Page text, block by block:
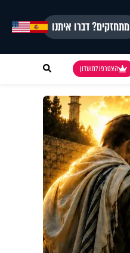
מתחזקים? דברו איתנו
הצטרפו למועדון